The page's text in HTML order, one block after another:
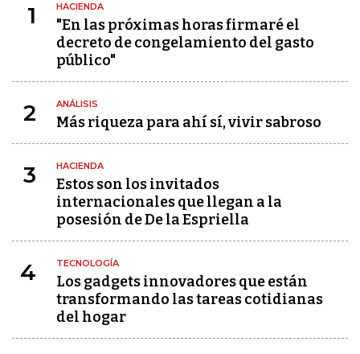
1 HACIENDA
"En las próximas horas firmaré el
decreto de congelamiento del gasto
público"
2 ANÁLISIS
Más riqueza para ahí sí, vivir sabroso
3 HACIENDA
Estos son los invitados
internacionales que llegan a la
posesión de De la Espriella
4 TECNOLOGÍA
Los gadgets innovadores que están
transformando las tareas cotidianas
del hogar